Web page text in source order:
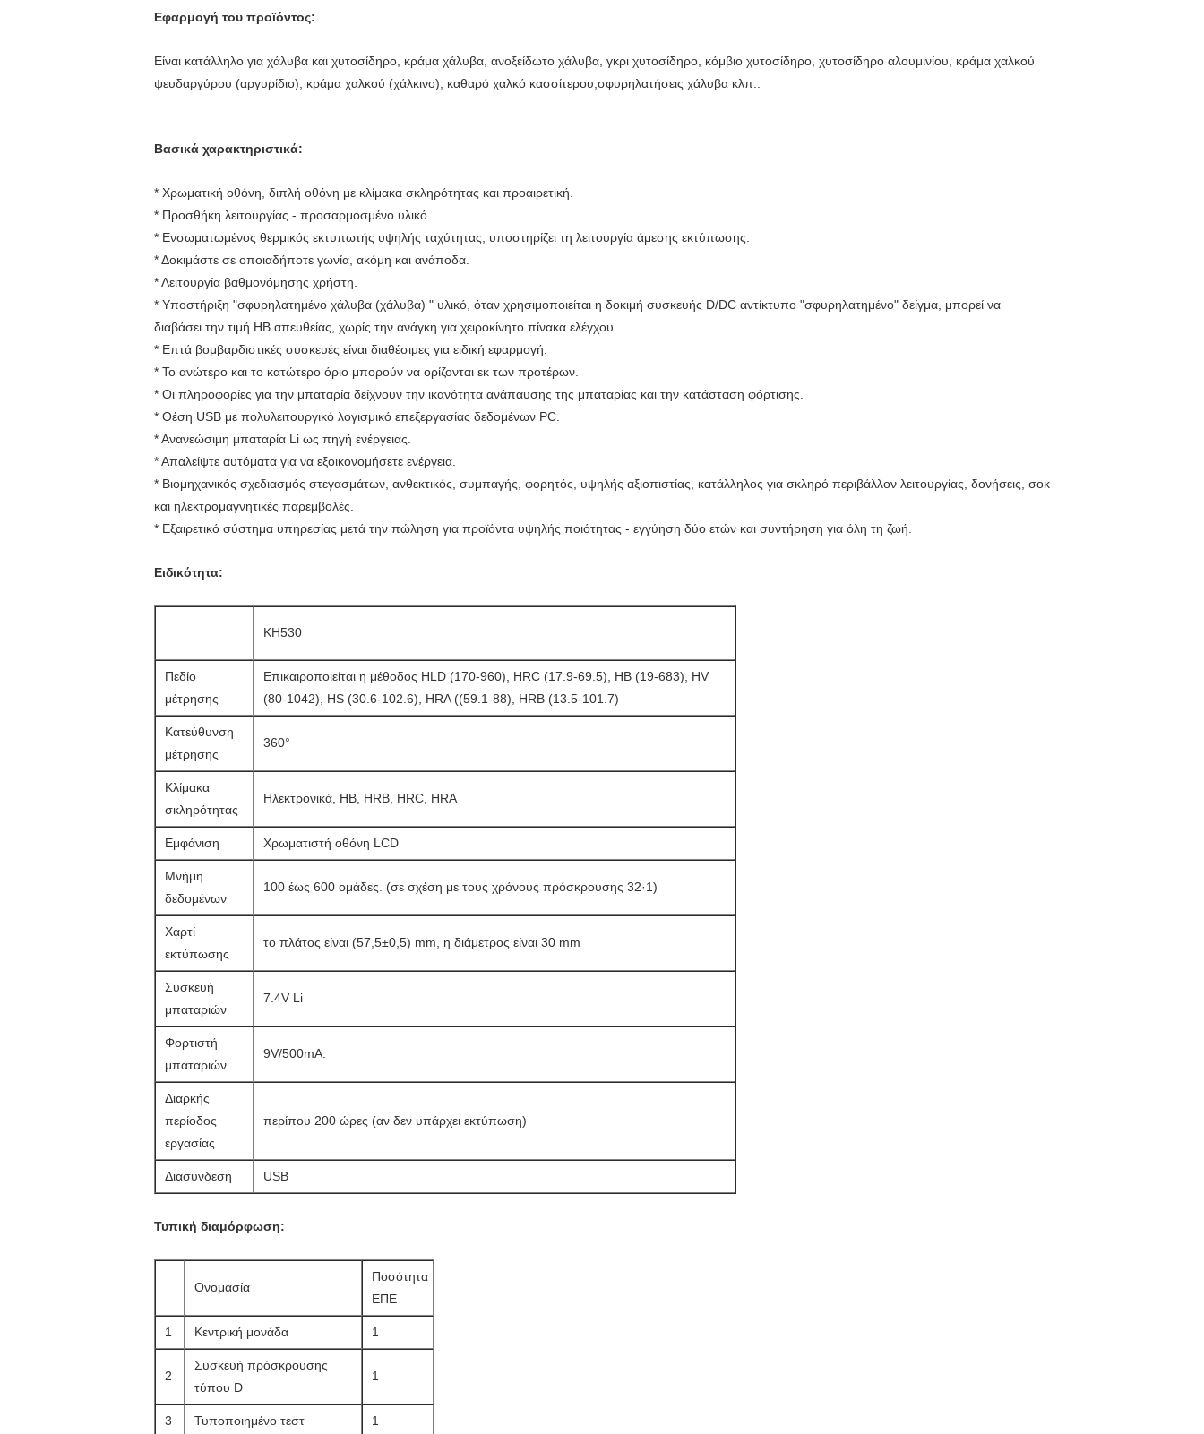
Εφαρμογή του προϊόντος:
Είναι κατάλληλο για χάλυβα και χυτοσίδηρο, κράμα χάλυβα, ανοξείδωτο χάλυβα, γκρι χυτοσίδηρο, κόμβιο χυτοσίδηρο, χυτοσίδηρο αλουμινίου, κράμα χαλκού
ψευδαργύρου (αργυρίδιο), κράμα χαλκού (χάλκινο), καθαρό χαλκό κασσίτερου,σφυρηλατήσεις χάλυβα κλπ..
Βασικά χαρακτηριστικά:
* Χρωματική οθόνη, διπλή οθόνη με κλίμακα σκληρότητας και προαιρετική.
* Προσθήκη λειτουργίας - προσαρμοσμένο υλικό
* Ενσωματωμένος θερμικός εκτυπωτής υψηλής ταχύτητας, υποστηρίζει τη λειτουργία άμεσης εκτύπωσης.
* Δοκιμάστε σε οποιαδήποτε γωνία, ακόμη και ανάποδα.
* Λειτουργία βαθμονόμησης χρήστη.
* Υποστήριξη "σφυρηλατημένο χάλυβα (χάλυβα) " υλικό, όταν χρησιμοποιείται η δοκιμή συσκευής D/DC αντίκτυπο "σφυρηλατημένο" δείγμα, μπορεί να
διαβάσει την τιμή HB απευθείας, χωρίς την ανάγκη για χειροκίνητο πίνακα ελέγχου.
* Επτά βομβαρδιστικές συσκευές είναι διαθέσιμες για ειδική εφαρμογή.
* Το ανώτερο και το κατώτερο όριο μπορούν να ορίζονται εκ των προτέρων.
* Οι πληροφορίες για την μπαταρία δείχνουν την ικανότητα ανάπαυσης της μπαταρίας και την κατάσταση φόρτισης.
* Θέση USB με πολυλειτουργικό λογισμικό επεξεργασίας δεδομένων PC.
* Ανανεώσιμη μπαταρία Li ως πηγή ενέργειας.
* Απαλείψτε αυτόματα για να εξοικονομήσετε ενέργεια.
* Βιομηχανικός σχεδιασμός στεγασμάτων, ανθεκτικός, συμπαγής, φορητός, υψηλής αξιοπιστίας, κατάλληλος για σκληρό περιβάλλον λειτουργίας, δονήσεις, σοκ
και ηλεκτρομαγνητικές παρεμβολές.
* Εξαιρετικό σύστημα υπηρεσίας μετά την πώληση για προϊόντα υψηλής ποιότητας - εγγύηση δύο ετών και συντήρηση για όλη τη ζωή.
Ειδικότητα:
KH530
Πεδίο
μέτρησης
Επικαιροποιείται η μέθοδος HLD (170-960), HRC (17.9-69.5), HB (19-683), HV
(80-1042), HS (30.6-102.6), HRA ((59.1-88), HRB (13.5-101.7)
Κατεύθυνση
μέτρησης
360°
Κλίμακα
σκληρότητας
Ηλεκτρονικά, HB, HRB, HRC, HRA
Εμφάνιση Χρωματιστή οθόνη LCD
Μνήμη
δεδομένων
100 έως 600 ομάδες. (σε σχέση με τους χρόνους πρόσκρουσης 32·1)
Χαρτί
εκτύπωσης
το πλάτος είναι (57,5±0,5) mm, η διάμετρος είναι 30 mm
Συσκευή
μπαταριών
7.4V Li
Φορτιστή
μπαταριών
9V/500mA.
Διαρκής
περίοδος
εργασίας
περίπου 200 ώρες (αν δεν υπάρχει εκτύπωση)
Διασύνδεση USB
Τυπική διαμόρφωση:
Ονομασία
Ποσότητα
ΕΠΕ
1 Κεντρική μονάδα 1
2
Συσκευή πρόσκρουσης
τύπου D
1
3 Τυποποιημένο τεστ 1